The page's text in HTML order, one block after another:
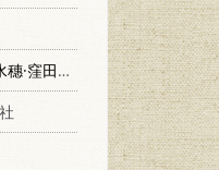
《佐佐木信綱·金子薫園·尾上柴舟·太田水穗·窪田空穗·若山牧水集》